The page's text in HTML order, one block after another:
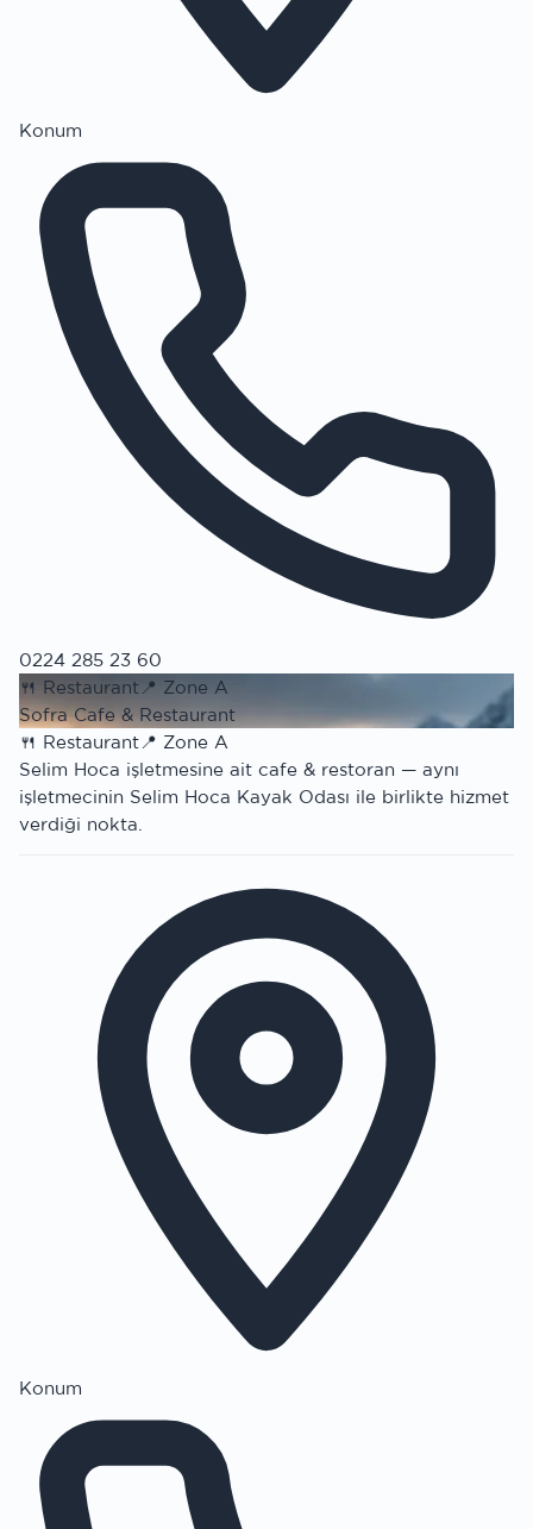
Konum
0224 285 23 60
🍴 Restaurant 📍 Zone A
Sofra Cafe & Restaurant
🍴 Restaurant📍 Zone A
Selim Hoca işletmesine ait cafe & restoran — aynı
işletmecinin Selim Hoca Kayak Odası ile birlikte hizmet
verdiği nokta.
Konum